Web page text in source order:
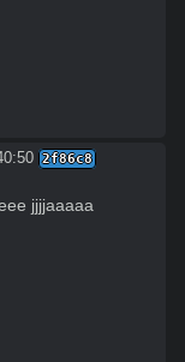
2f86c8
jjjjaaaaa